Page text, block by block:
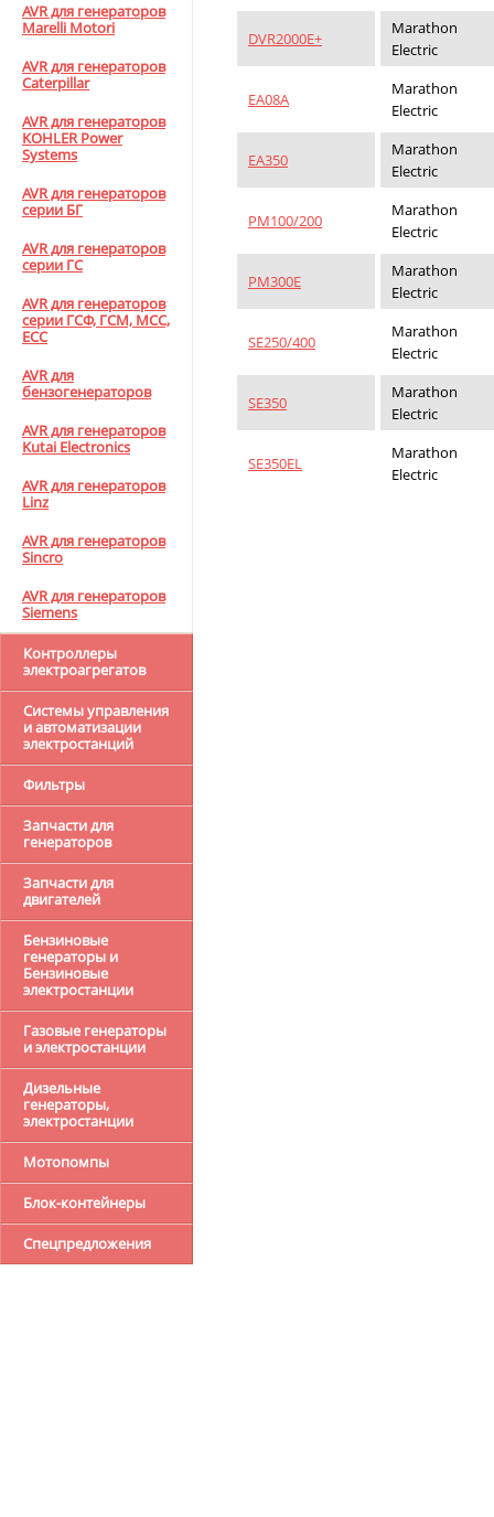
AVR для генераторов
Marelli Motori
AVR для генераторов
Caterpillar
AVR для генераторов
KOHLER Pоwer
Systems
AVR для генераторов
серии БГ
AVR для генераторов
серии ГС
AVR для генераторов
серии ГСФ, ГСМ, МСС,
ЕСС
AVR для
бензогенераторов
AVR для генераторов
Kutai Electronics
AVR для генераторов
Linz
AVR для генераторов
Sincro
AVR для генераторов
Siemens
Контроллеры
электроагрегатов
Системы управления
и автоматизации
электростанций
Фильтры
Запчасти для
генераторов
Запчасти для
двигателей
Бензиновые
генераторы и
Бензиновые
электростанции
Газовые генераторы
и электростанции
Дизельные
генераторы,
электростанции
Мотопомпы
Блок-контейнеры
Спецпредложения
DVR2000E+
Marathon
Electric
ЕА08А
Marathon
Electric
EA350
Marathon
Electric
PM100/200
Marathon
Electric
PM300E
Marathon
Electric
SE250/400
Marathon
Electric
SE350
Marathon
Electric
SE350EL
Marathon
Electric